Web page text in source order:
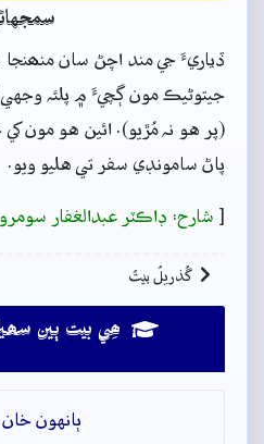
ڏياريءَ جي مند اچڻ سان
جيتوڻيڪ مون ڳچيءَ ۾ پلئہ
(پر هو نہ مُڙيو). ائين هو مون
پاڻ سامونڊي سفر تي هليو ويو.
[ شارح: ڊاڪٽر عبدالغفار سومرو
گُذريلُ بيتُ
ھِي بيت ٻين
ٻانهون